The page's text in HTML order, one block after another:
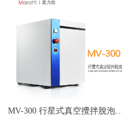
MV-300 行星式真空攪拌脫泡機